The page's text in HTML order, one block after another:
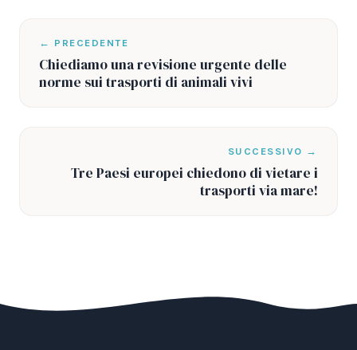
← PRECEDENTE
Chiediamo una revisione urgente delle
norme sui trasporti di animali vivi
SUCCESSIVO →
Tre Paesi europei chiedono di vietare i
trasporti via mare!